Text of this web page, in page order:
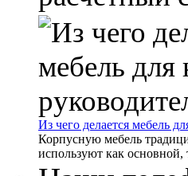
Из чего делается мебель
Корпусную мебель
используют как основной,